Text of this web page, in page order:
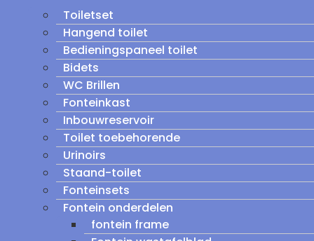
Toiletset
Hangend toilet
Bedieningspaneel toilet
Bidets
WC Brillen
Fonteinkast
Inbouwreservoir
Toilet toebehorende
Urinoirs
Staand-toilet
Fonteinsets
Fontein onderdelen
fontein frame